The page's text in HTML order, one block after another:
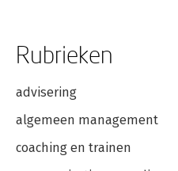
Rubrieken
advisering
algemeen management
coaching en trainen